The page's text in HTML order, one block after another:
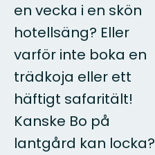
en vecka i en skön
hotellsäng? Eller
varför inte boka en
trädkoja eller ett
häftigt safaritält!
Kanske Bo på
lantgård kan locka?